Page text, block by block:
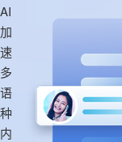
AI
加
速
多
语
种
内